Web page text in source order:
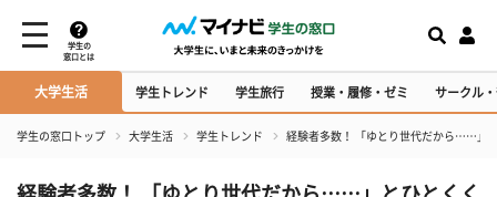
学生の
窓口とは
大学生活 学生トレンド 学生旅行 授業・履修・ゼミ サークル
学生の窓口トップ 大学生活 学生トレンド 経験者多数！ 「ゆとり世代だから……」